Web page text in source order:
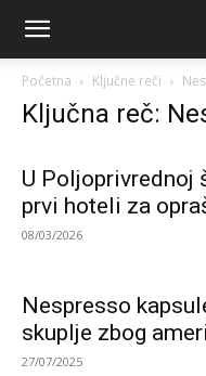
Početna Ključne reči
Ključna reč:
U Poljoprivrednoj
prvi hoteli za
08/03/2026
Nespresso
skuplje zbog
27/07/2025